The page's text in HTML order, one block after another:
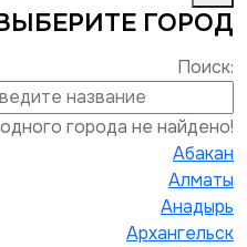
ГОРОД
Поиск:
города не найдено!
Абакан
Алматы
Анадырь
Архангельск